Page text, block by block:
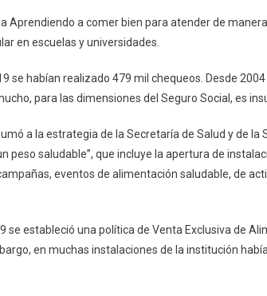
Aprendiendo a comer bien para atender de
en escuelas y universidades.
se habían realizado 479 mil chequeos. Desde
para las dimensiones del Seguro Social, es
a la estrategia de la Secretaría de Salud y de la
peso saludable”, que incluye la apertura de
eventos de alimentación saludable, de
se estableció una política de Venta Exclusiva de
en muchas instalaciones de la institución